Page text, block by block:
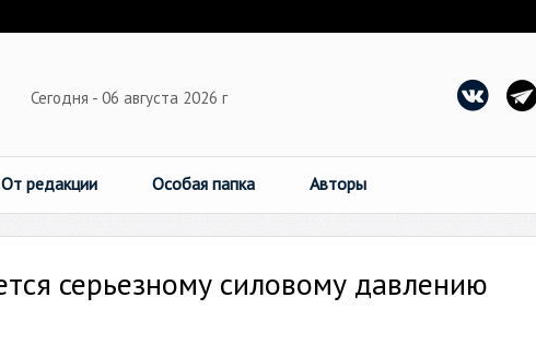
Сегодня - 06 августа 2026 г
От редакции Особая папка Авторы
серьезному силовому давлению